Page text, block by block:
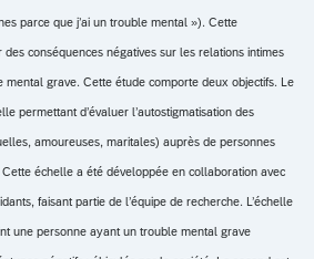
parce que j’ai un trouble mental »). Cette
conséquences négatives sur les relations intimes
grave. Cette étude comporte deux objectifs. Le
permettant d’évaluer l’autostigmatisation des
amoureuses, maritales) auprès de personnes
échelle a été développée en collaboration avec
faisant partie de l’équipe de recherche. L’échelle
une personne ayant un trouble mental grave